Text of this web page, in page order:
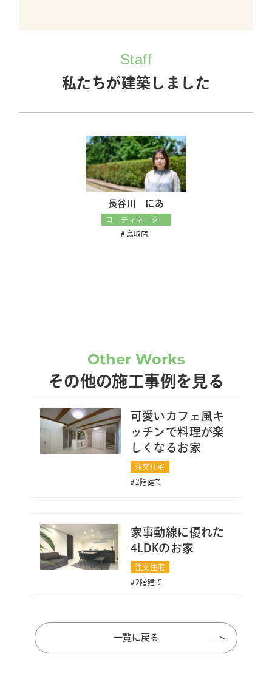
Staff
私たちが建築しました
長谷川 にあ
コーディネーター
鳥取店
Other Works
その他の施工事例を見る
可愛いカフェ風キ
ッチンで料理が楽
しくなるお家
注文住宅
2階建て
家事動線に優れた
4LDKのお家
注文住宅
2階建て
一覧に戻る